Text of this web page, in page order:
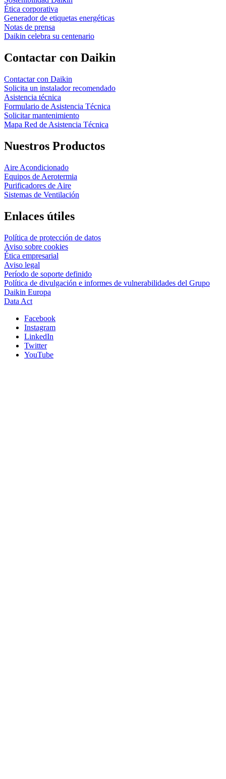
Ética corporativa
Generador de etiquetas energéticas
Notas de prensa
Daikin celebra su centenario
Contactar con Daikin
Contactar con Daikin
Solicita un instalador recomendado
Asistencia técnica
Formulario de Asistencia Técnica
Solicitar mantenimiento
Mapa Red de Asistencia Técnica
Nuestros Productos
Aire Acondicionado
Equipos de Aerotermia
Purificadores de Aire
Sistemas de Ventilación
Enlaces útiles
Política de protección de datos
Aviso sobre cookies
Ética empresarial
Aviso legal
Período de soporte definido
Política de divulgación e informes de vulnerabilidades del Grupo
Daikin Europa
Data Act
Facebook
Instagram
LinkedIn
Twitter
YouTube